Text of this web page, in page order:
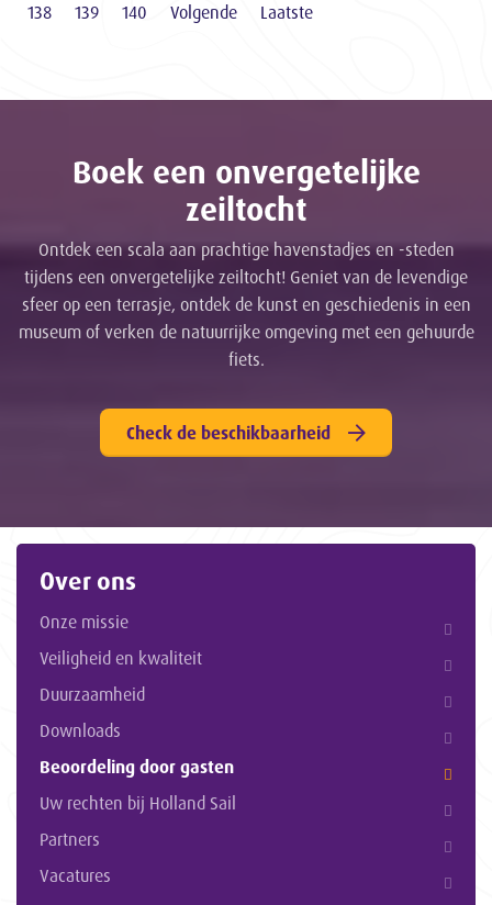
138
139 140 Volgende Laatste
Boek een onvergetelijke
zeiltocht
Ontdek een scala aan prachtige havenstadjes en -steden
tijdens een onvergetelijke zeiltocht! Geniet van de levendige
sfeer op een terrasje, ontdek de kunst en geschiedenis in een
museum of verken de natuurrijke omgeving met een gehuurde
fiets.
Check de beschikbaarheid
Over ons
Onze missie
Veiligheid en kwaliteit
Duurzaamheid
Downloads
Beoordeling door gasten
Uw rechten bij Holland Sail
Partners
Vacatures